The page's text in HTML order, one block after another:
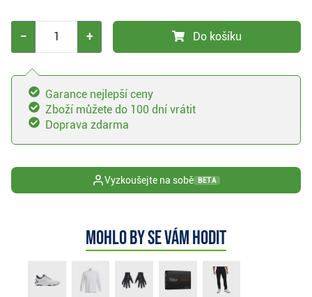
− + Do košíku
Garance nejlepší ceny
Zboží můžete do 100 dní vrátit
Doprava zdarma
Vyzkoušejte na sobě BETA
Mohlo by se vám hodit